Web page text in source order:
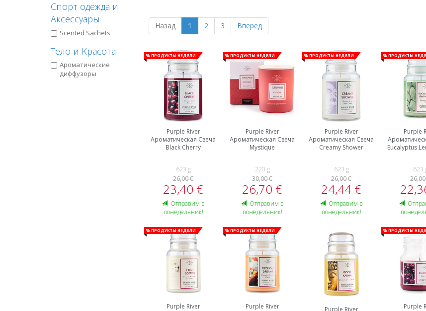
Спорт одежда и
Аксессуары
Scented Sachets
Тело и Kрасота
Aроматические
диффузоры
Назад 1 2 3 Вперед
% Продукты недели
Purple River
Ароматическая Свеча
Black Cherry
623 g
26,00 €
23,40 €
Oтправим в
понедельник!
% Продукты недели
Purple River
Ароматическая Свеча
Mystique
220 g
30,00 €
26,70 €
Oтправим в
понедельник!
% Продукты недели
Purple River
Ароматическая Свеча
Creamy Shower
623 g
26,00 €
24,44 €
Oтправим в
понедельник!
% Продукты
Purple
Eucalyptus
623
% Продукты недели
Purple River
% Продукты недели
Purple River
Purple River
% Продукты
Purple